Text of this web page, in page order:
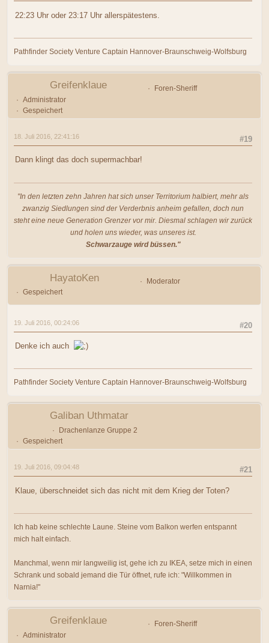
22:23 Uhr oder 23:17 Uhr allerspätestens.
Pathfinder Society Venture Captain Hannover-Braunschweig-Wolfsburg
Greifenklaue
Foren-Sheriff
Administrator
Gespeichert
#19
18. Juli 2016, 22:41:16
Dann klingt das doch supermachbar!
"In den letzten zehn Jahren hat sich unser Territorium halbiert, mehr als
zwanzig Siedlungen sind der Verderbnis anheim gefallen, doch nun
steht eine neue Generation Grenzer vor mir. Diesmal schlagen wir zurück
und holen uns wieder, was unseres ist.
Schwarzauge wird büssen."
HayatoKen
Moderator
Gespeichert
#20
19. Juli 2016, 00:24:06
Denke ich auch
Pathfinder Society Venture Captain Hannover-Braunschweig-Wolfsburg
Galiban Uthmatar
Drachenlanze Gruppe 2
Gespeichert
#21
19. Juli 2016, 09:04:48
Klaue, überschneidet sich das nicht mit dem Krieg der Toten?
Ich hab keine schlechte Laune. Steine vom Balkon werfen entspannt
mich halt einfach.
Manchmal, wenn mir langweilig ist, gehe ich zu IKEA, setze mich in einen
Schrank und sobald jemand die Tür öffnet, rufe ich: "Willkommen in
Narnia!"
Greifenklaue
Foren-Sheriff
Administrator